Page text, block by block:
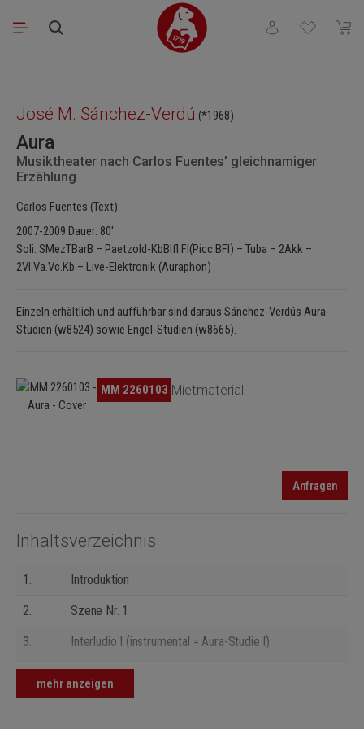
Zum Hauptinhalt springen
Du hast 0
José M. Sánchez-Verdú (*1968)
Aura
Musiktheater nach Carlos Fuentes’ gleichnamiger
Erzählung
Carlos Fuentes (Text)
2007-2009 Dauer: 80'
Soli: SMezTBarB – Paetzold-KbBlfl.Fl(Picc.BFl) – Tuba – 2Akk –
2Vl.Va.Vc.Kb – Live-Elektronik (Auraphon)
Einzeln erhältlich und aufführbar sind daraus Sánchez-Verdús Aura-
Studien (w8524) sowie Engel-Studien (w8665).
Bildergalerie überspringenMM 2260103 Mietmaterial
Anfragen
Inhaltsverzeichnis
1.
Introduktion
2.
Szene Nr. 1
3.
Interludio I (instrumental = Aura-Studie I)
4.
Szene Nr. 2
5.
Szene Nr. 3
mehr anzeigen